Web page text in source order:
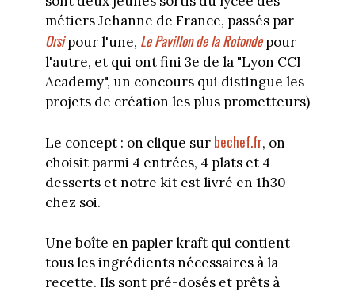
métiers Jehanne de France, passés par
Orsipour l'une, Le Pavillon de la Rotondepour
l'autre, et qui ont fini 3e de la "Lyon CCI
Academy", un concours qui distingue les
projets de création les plus prometteurs)
Le concept : on clique sur bechef.fr, on
choisit parmi 4 entrées, 4 plats et 4
desserts et notre kit est livré en 1h30
chez soi.
Une boîte en papier kraft qui contient
tous les ingrédients nécessaires à la
recette. Ils sont pré-dosés et prêts à